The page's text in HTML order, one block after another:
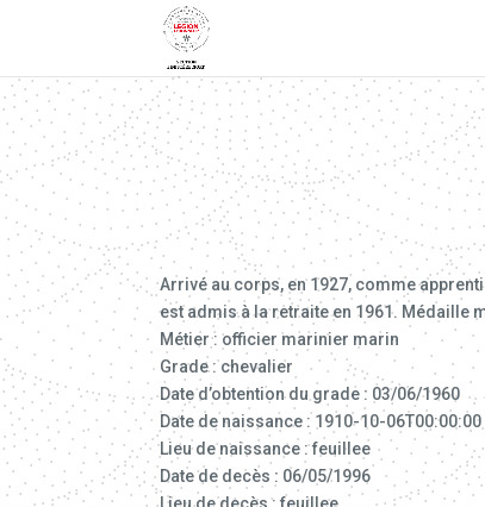
Arrivé au corps, en 1927, comme
est admis à la retraite en 1961. Médaille
Métier : officier marinier marin
Grade : chevalier
Date d’obtention du grade : 03/06/1960
Date de naissance : 1910-10-06T00:00:00
Lieu de naissance : feuillee
Date de decès : 06/05/1996
Lieu de decès : feuillee